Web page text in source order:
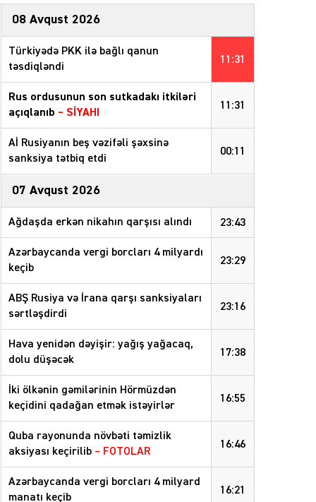
08 Avqust 2026
11:31
Türkiyədə PKK ilə bağlı qanun
təsdiqləndi
11:31
Rus ordusunun son sutkadakı itkiləri
açıqlanıb – SİYAHI
00:11
Aİ Rusiyanın beş vəzifəli şəxsinə
sanksiya tətbiq etdi
07 Avqust 2026
23:43
Ağdaşda erkən nikahın qarşısı alındı
23:29
Azərbaycanda vergi borcları 4 milyardı
keçib
23:16
ABŞ Rusiya və İrana qarşı sanksiyaları
sərtləşdirdi
17:38
Hava yenidən dəyişir: yağış yağacaq,
dolu düşəcək
16:55
İki ölkənin gəmilərinin Hörmüzdən
keçidini qadağan etmək istəyirlər
16:46
Quba rayonunda növbəti təmizlik
aksiyası keçirilib – FOTOLAR
16:21
Azərbaycanda vergi borcları 4 milyard
manatı keçib